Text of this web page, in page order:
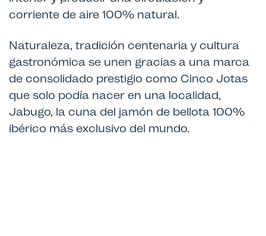
corriente de aire 100% natural.
Naturaleza, tradición centenaria y cultura
gastronómica se unen gracias a una marca
de consolidado prestigio como Cinco Jotas
que solo podía nacer en una localidad,
Jabugo, la cuna del jamón de bellota 100%
ibérico más exclusivo del mundo.